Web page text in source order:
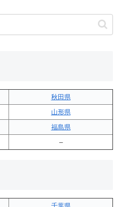
秋田県
山形県
福島県
–